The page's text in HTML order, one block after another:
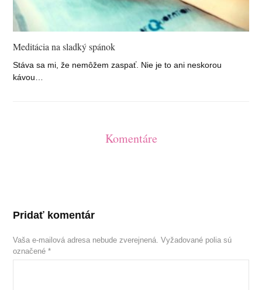
Meditácia na sladký spánok
Stáva sa mi, že nemôžem zaspať. Nie je to ani neskorou
kávou…
Komentáre
Pridať komentár
Vaša e-mailová adresa nebude zverejnená. Vyžadované polia sú
označené*